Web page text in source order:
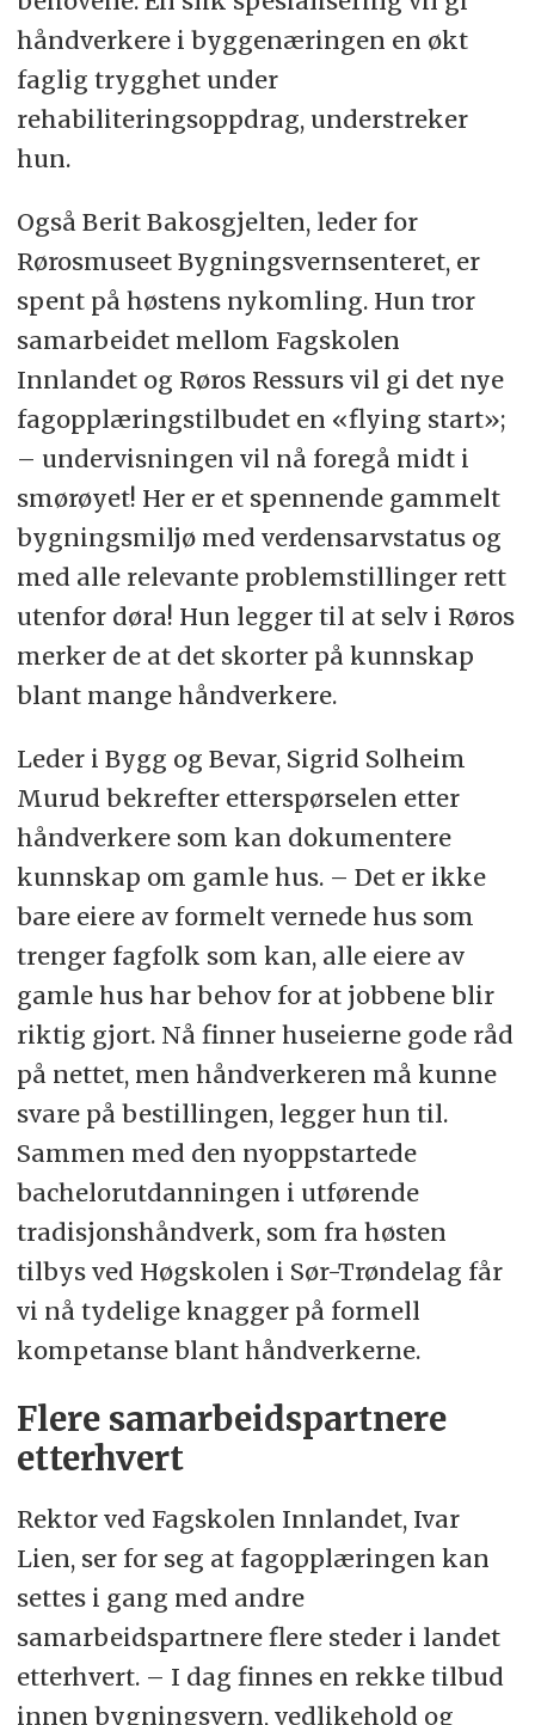
håndverkere i byggenæringen en økt
faglig trygghet under
rehabiliteringsoppdrag, understreker
hun.
Også Berit Bakosgjelten, leder for
Rørosmuseet Bygningsvernsenteret, er
spent på høstens nykomling. Hun tror
samarbeidet mellom Fagskolen
Innlandet og Røros Ressurs vil gi det nye
fagopplæringstilbudet en «flying start»;
– undervisningen vil nå foregå midt i
smørøyet! Her er et spennende gammelt
bygningsmiljø med verdensarvstatus og
med alle relevante problemstillinger rett
utenfor døra! Hun legger til at selv i Røros
merker de at det skorter på kunnskap
blant mange håndverkere.
Leder i Bygg og Bevar, Sigrid Solheim
Murud bekrefter etterspørselen etter
håndverkere som kan dokumentere
kunnskap om gamle hus. – Det er ikke
bare eiere av formelt vernede hus som
trenger fagfolk som kan, alle eiere av
gamle hus har behov for at jobbene blir
riktig gjort. Nå finner huseierne gode råd
på nettet, men håndverkeren må kunne
svare på bestillingen, legger hun til.
Sammen med den nyoppstartede
bachelorutdanningen i utførende
tradisjonshåndverk, som fra høsten
tilbys ved Høgskolen i Sør-Trøndelag får
vi nå tydelige knagger på formell
kompetanse blant håndverkerne.
Flere samarbeidspartnere
etterhvert
Rektor ved Fagskolen Innlandet, Ivar
Lien, ser for seg at fagopplæringen kan
settes i gang med andre
samarbeidspartnere flere steder i landet
etterhvert. – I dag finnes en rekke tilbud
innen bygningsvern, vedlikehold og